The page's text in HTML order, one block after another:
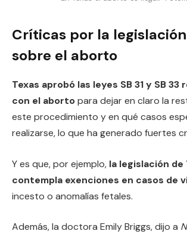
Críticas por la
sobre el aborto
Texas aprobó las leyes SB 31 y SB 33
con el abortopara dejar en claro la
este procedimiento y en qué casos
realizarse, lo que ha generado fuertes
Y es que, por ejemplo, la legislación de
contempla exenciones en casos de
incesto o anomalías fetales.
Además, la doctora Emily Briggs, dijo a